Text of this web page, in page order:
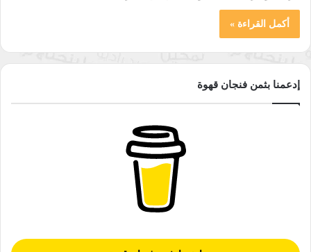
أكمل القراءة »
إدعمنا بثمن فنجان قهوة